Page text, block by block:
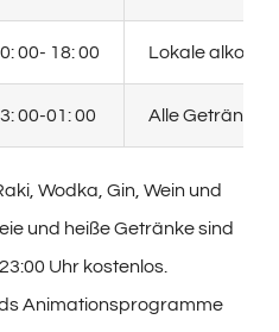
00- 18: 00 Lokale
00-01: 00 Alle Getränke
Wodka, Gin, Wein und
und heiße Getränke sind
Uhr kostenlos.
Animationsprogramme